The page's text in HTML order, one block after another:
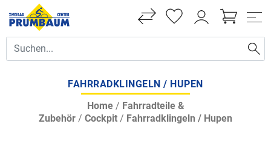
FAHRRADKLINGELN / HUPEN
Home/ Fahrradteile &
Zubehör / Cockpit / Fahrradklingeln / Hupen